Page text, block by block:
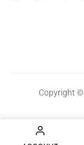
Copyright ©